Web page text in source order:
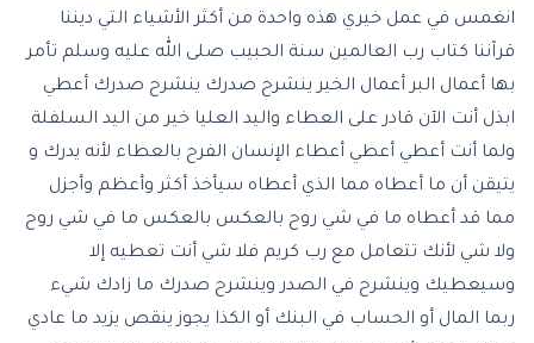
انغمس في عمل خيري هذه واحدة من أكثر الأشياء التي ديننا
قرآننا كتاب رب العالمين سنة الحبيب صلى الله عليه وسلم تأمر
بها أعمال البر أعمال الخير ينشرح صدرك ينشرح صدرك أعطي
ابذل أنت الآن قادر على العطاء واليد العليا خير من اليد السلفلة
ولما أنت أعطي أعطي أعطاء الإنسان الفرح بالعطاء لأنه يدرك و
يتيقن أن ما أعطاه مما الذي أعطاه سيأخذ أكثر وأعظم وأجزل
مما قد أعطاه ما في شي روح بالعكس بالعكس ما في شي روح
ولا شي لأنك تتعامل مع رب كريم فلا شي أنت تعطيه إلا
وسيعطيك وينشرح في الصدر وينشرح صدرك ما زادك شيء
ربما المال أو الحساب في البنك أو الكذا يجوز ينقص يزيد ما عادي